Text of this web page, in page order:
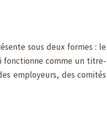
sous deux formes : le
fonctionne comme un titre-
employeurs, des comités